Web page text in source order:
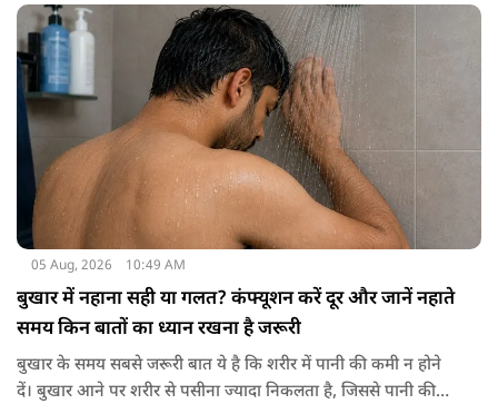
मिनरल्स जो सेहत के लिए वरदान साबित होते हैं। आइए विस्तार से जानते
हैं कि अखरोट खाना सेहत के लिए क्यों है ज़रूरी।
05 Aug, 2026 10:49 AM
बुखार में नहाना सही या गलत? कंफ्यूशन करें दूर और जानें नहाते
समय किन बातों का ध्यान रखना है जरूरी
बुखार के समय सबसे जरूरी बात ये है कि शरीर में पानी की कमी न होने
दें। बुखार आने पर शरीर से पसीना ज्यादा निकलता है, जिससे पानी की